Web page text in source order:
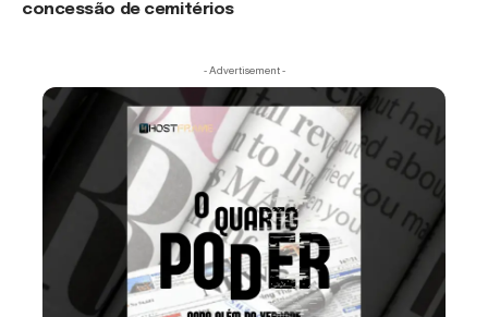
concessão de cemitérios
- Advertisement -